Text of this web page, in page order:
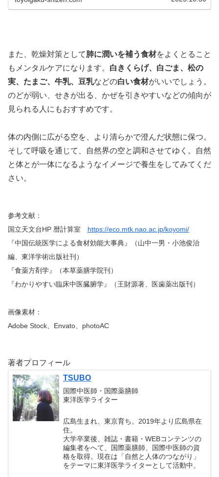
また、乾燥対策として肺に潤いを補う食材をよくとること
もメンタルケアになります。 白きくらげ、白ごま、松の
実、たまご、牛乳、豆乳などの白い食材がいいでしょう。
のどが弱い、せきが出る、かぜを引きやすいなどの傾向が
見られる人にもおすすめです。
体の内側に広がる空を、より清らかで澄んだ状態に保つ。
そして呼吸を通じて、自然界の空と調和させてゆく。自然
と体とが一体になるようなイメージで養生をしてみてくだ
さい。
参考文献：
国立天文台HP 暦計算室 https://eco.mtk.nao.ac.jp/koyomi/
『中国伝統医学による食材効能大事典』（山中一男・小池俊治
編、東洋学術出版社刊）
『食薬方剤学』（本草薬膳学院刊）
『わかりやすい臨床中医臓腑学』（王財源著、医歯薬出版刊）
画像素材：
Adobe Stock、Envato、photoAC
著者プロフィール
TSUBO
国際中医師・国際薬膳師
東洋医学ライター
広島生まれ、東京育ち。2019年より広島県在
住。
大学卒業後、雑誌・書籍・WEBコンテンツの
編集者をへて、国際薬膳師、国際中医師の資
格を取得。現在は「自然と人体のつながり」
をテーマに東洋医学ライターとして活動中。